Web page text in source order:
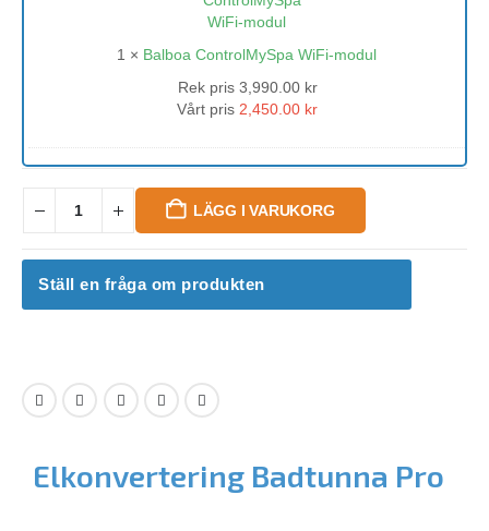
modul
1 × Balboa ControlMySpa WiFi-modul
Rek pris 3,990.00 kr
Vårt pris 2,450.00 kr
LÄGG I VARUKORG
Ställ en fråga om produkten
Elkonvertering Badtunna Pro